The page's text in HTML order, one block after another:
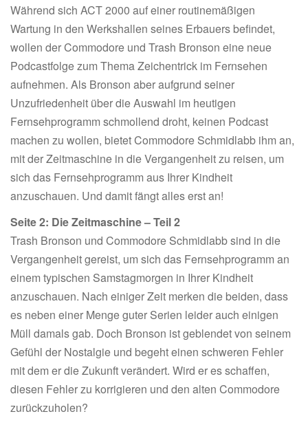
Während sich ACT 2000 auf einer routinemäßigen
Wartung in den Werkshallen seines Erbauers befindet,
wollen der Commodore und Trash Bronson eine neue
Podcastfolge zum Thema Zeichentrick im Fernsehen
aufnehmen. Als Bronson aber aufgrund seiner
Unzufriedenheit über die Auswahl im heutigen
Fernsehprogramm schmollend droht, keinen Podcast
machen zu wollen, bietet Commodore Schmidlabb ihm an,
mit der Zeitmaschine in die Vergangenheit zu reisen, um
sich das Fernsehprogramm aus Ihrer Kindheit
anzuschauen. Und damit fängt alles erst an!
Seite 2: Die Zeitmaschine – Teil 2
Trash Bronson und Commodore Schmidlabb sind in die
Vergangenheit gereist, um sich das Fernsehprogramm an
einem typischen Samstagmorgen in Ihrer Kindheit
anzuschauen. Nach einiger Zeit merken die beiden, dass
es neben einer Menge guter Serien leider auch einigen
Müll damals gab. Doch Bronson ist geblendet von seinem
Gefühl der Nostalgie und begeht einen schweren Fehler
mit dem er die Zukunft verändert. Wird er es schaffen,
diesen Fehler zu korrigieren und den alten Commodore
zurückzuholen?